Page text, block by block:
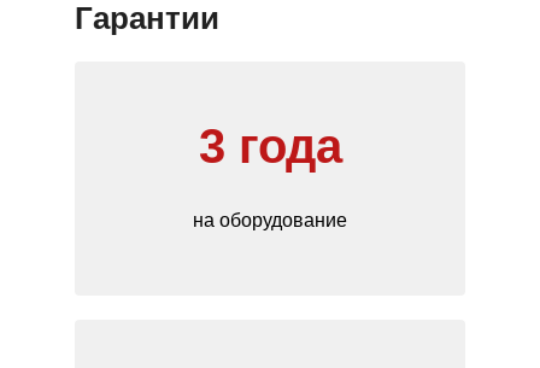
Гарантии
3 года
на оборудование